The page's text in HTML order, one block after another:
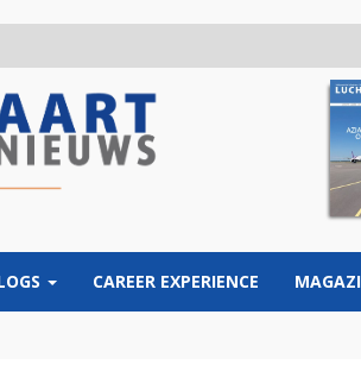
CAREER EXPERIENCE